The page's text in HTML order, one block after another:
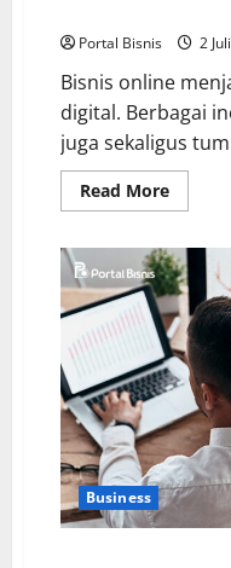
Portal Bisnis 2
Bisnis online
digital. Berbagai
juga sekaligus
Read More
Business